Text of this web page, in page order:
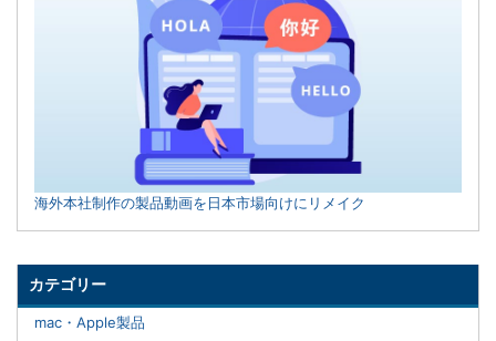
海外本社制作の製品動画を日本市場向けにリメイク
カテゴリー
mac・Apple製品